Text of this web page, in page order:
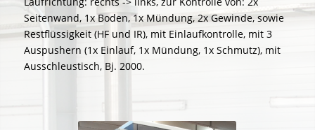
Seitenwand, 1x Boden, 1x Mündung, 2x Gewinde, sowie
Restflüssigkeit (HF und IR), mit Einlaufkontrolle, mit 3
Auspushern (1x Einlauf, 1x Mündung, 1x Schmutz), mit
Ausschleustisch, Bj. 2000.